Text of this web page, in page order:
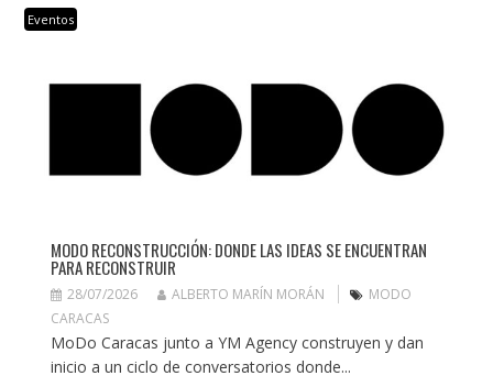
Eventos
MODO RECONSTRUCCIÓN: DONDE LAS IDEAS SE ENCUENTRAN
PARA RECONSTRUIR
28/07/2026 ALBERTO MARÍN MORÁN
MODO
CARACAS
MoDo Caracas junto a YM Agency construyen y dan
inicio a un ciclo de conversatorios donde...